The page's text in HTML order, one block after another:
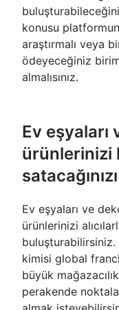
konusu
araştırmalı veya
ödeyeceğiniz
almalısınız.
Ev eşyaları
ürünlerinizi
Ev eşyaları ve
ürünlerinizi
kimisi global
büyük
perakende